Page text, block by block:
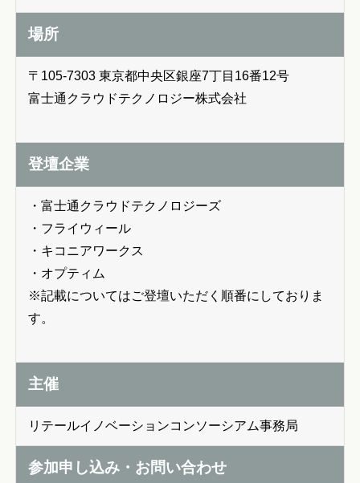
場所
〒105-7303 東京都中央区銀座7丁目16番12号
富士通クラウドテクノロジー株式会社
登壇企業
・富士通クラウドテクノロジーズ
・フライウィール
・キコニアワークス
・オプティム
※記載についてはご登壇いただく順番にしておりま
す。
主催
リテールイノベーションコンソーシアム事務局
参加申し込み・お問い合わせ